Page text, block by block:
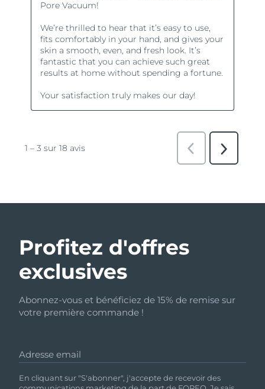
Profitez d'offres
exclusives
Abonnez-vous et bénéficiez de 15% de remise sur
votre première commande !
Adresse email
En cliquant sur "S'abonner", j'accepte de recevoir des